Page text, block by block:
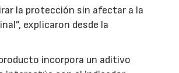
la protección sin afectar a la
explicaron desde la
incorpora un aditivo